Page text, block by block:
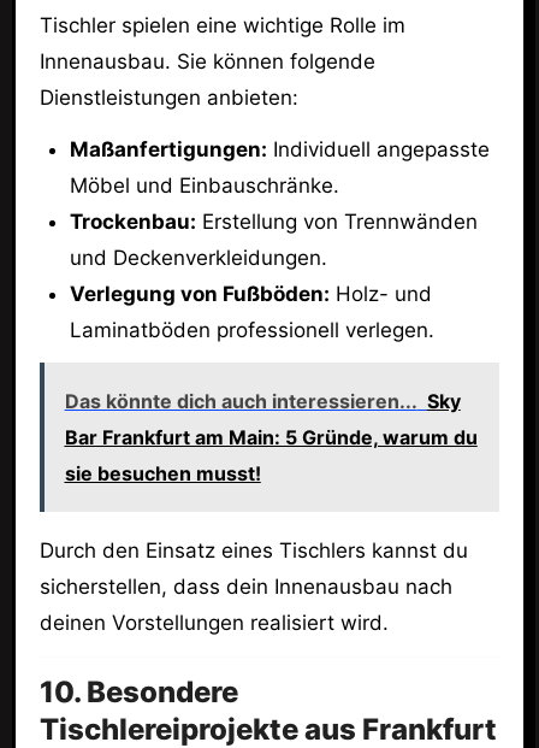
Tischler spielen eine wichtige Rolle im
Innenausbau. Sie können folgende
Dienstleistungen anbieten:
Maßanfertigungen: Individuell angepasste
Möbel und Einbauschränke.
Trockenbau: Erstellung von Trennwänden
und Deckenverkleidungen.
Verlegung von Fußböden: Holz- und
Laminatböden professionell verlegen.
Das könnte dich auch interessieren... Sky
Bar Frankfurt am Main: 5 Gründe, warum du
sie besuchen musst!
Durch den Einsatz eines Tischlers kannst du
sicherstellen, dass dein Innenausbau nach
deinen Vorstellungen realisiert wird.
10. Besondere
Tischlereiprojekte aus Frankfurt